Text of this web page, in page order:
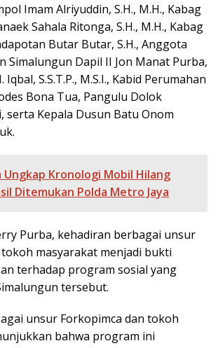
Imam Alriyuddin, S.H., M.H., Kabag
Sahala Ritonga, S.H., M.H., Kabag
Butar Butar, S.H., Anggota
Simalungun Dapil II Jon Manat Purba,
S.S.T.P., M.S.I., Kabid Perumahan
Bona Tua, Pangulu Dolok
serta Kepala Dusun Batu Onom
Ungkap Kronologi Mobil Hilang
Ditemukan Polda Metro Jaya
Purba, kehadiran berbagai unsur
masyarakat menjadi bukti
terhadap program sosial yang
tersebut.
unsur Forkopimca dan tokoh
bahwa program ini